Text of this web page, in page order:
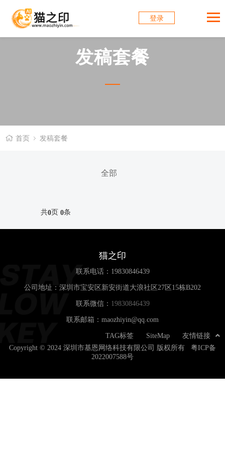
登录
发稿套餐
首页 发稿套餐
全部
共0页 0条
猫之印
联系电话： 19830846439
公司地址：深圳市宝安区新安街道大浪社区27区15栋B202
联系微信： 19830846439
联系邮箱：maozhiyin@qq.com
友情链接
SiteMap
TAG标签
Copyright © 2024 深圳市基恩网络科技有限公司 版权所有 粤ICP备
2022007588号